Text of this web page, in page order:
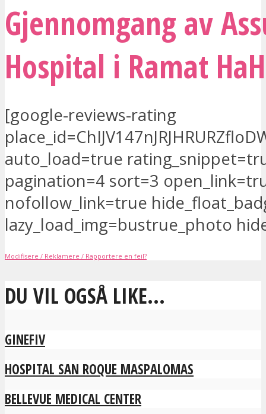
Gjennomgang av
Hospital i Ramat
[google-reviews-rating
auto_load=true
pagination=4 sort=3
nofollow_link=true
lazy_load_img=bustrue_photo
Modifisere / Reklamere / Rapportere en feil?
DU VIL OGSÅ LIKE...
GINEFIV
HOSPITAL SAN ROQUE MASPALOMAS
BELLEVUE MEDICAL CENTER